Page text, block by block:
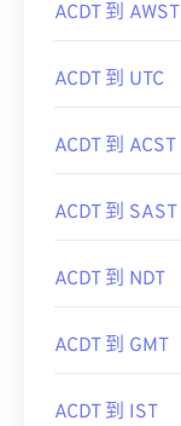
ACDT 到 AWST
ACDT 到 UTC
ACDT 到 ACST
ACDT 到 SAST
ACDT 到 NDT
ACDT 到 GMT
ACDT 到 IST